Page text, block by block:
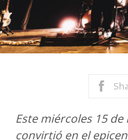
Este miércoles 15
convirtió en el